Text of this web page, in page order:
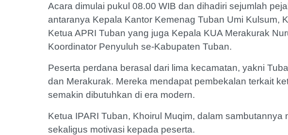
Acara dimulai pukul 08.00 WIB dan dihadiri sejumlah
antaranya Kepala Kantor Kemenag Tuban Umi Kulsum,
Ketua APRI Tuban yang juga Kepala KUA Merakurak
Koordinator Penyuluh se-Kabupaten Tuban.
Peserta perdana berasal dari lima kecamatan, yakni
dan Merakurak. Mereka mendapat pembekalan terkait
semakin dibutuhkan di era modern.
Ketua IPARI Tuban, Khoirul Muqim, dalam
sekaligus motivasi kepada peserta.